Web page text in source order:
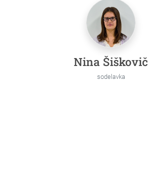
Nina Šiškovič
sodelavka